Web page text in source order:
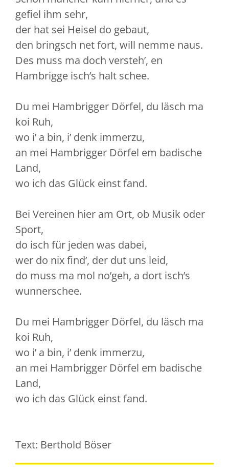
gefiel ihm sehr,
der hat sei Heisel do gebaut,
den bringsch net fort, will nemme naus.
Des muss ma doch versteh’, en
Hambrigge isch’s halt schee.
Du mei Hambrigger Dörfel, du läsch ma
koi Ruh,
wo i’ a bin, i’ denk immerzu,
an mei Hambrigger Dörfel em badische
Land,
wo ich das Glück einst fand.
Bei Vereinen hier am Ort, ob Musik oder
Sport,
do isch für jeden was dabei,
wer do nix find’, der dut uns leid,
do muss ma mol no’geh, a dort isch’s
wunnerschee.
Du mei Hambrigger Dörfel, du läsch ma
koi Ruh,
wo i’ a bin, i’ denk immerzu,
an mei Hambrigger Dörfel em badische
Land,
wo ich das Glück einst fand.
Text: Berthold Böser